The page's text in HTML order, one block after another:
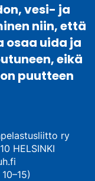
vesi- ja
niin, että
osaa uida ja
eikä
puutteen
ry
HELSINKI